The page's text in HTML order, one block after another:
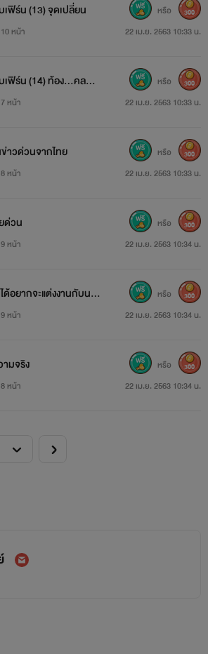
อุ้มใบเฟิร์นออกไปจากงานทันที
งขึ้นจากจินตนาการของผู้เขียน เพื่อความ
ละสถานที่ในเรื่องไม่มีอยู่จริงนะคะ**
มาจากอินเตอร์เน็ต บุคคลในภาพไม่มีส่วน
เรื่องนี้ ผู้เขียนนำมาลงเพื่อเป็นอิมเมทตัว
รูปนะคะ**
าม คัดลอกและนำไปใช้บางส่วนและนำ
ทษบัญญัติไว้สูงสุดตามกฎหมาย พระราช
เฟิร์น (13) จุดเปลี่ยน
10 หน้า 22 เม.ย. 2563 10:33 น.
หรือ 300
เฟิร์น (14) ท้อง...คลอด
7 หน้า 22 เม.ย. 2563 10:33 น.
หรือ 300
าวด่วนจากไทย
8 หน้า 22 เม.ย. 2563 10:33 น.
หรือ 300
ด่วน
9 หน้า 22 เม.ย. 2563 10:34 น.
หรือ 300
อยากจะแต่งงานกับนาย
9 หน้า 22 เม.ย. 2563 10:34 น.
หรือ 300
มจริง
8 หน้า 22 เม.ย. 2563 10:34 น.
หรือ 300